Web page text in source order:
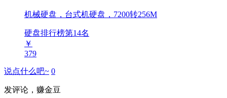
机械硬盘，台式机硬盘，7200转256M
硬盘排行榜第14名
￥
379
说点什么吧~ 0
发评论，赚金豆